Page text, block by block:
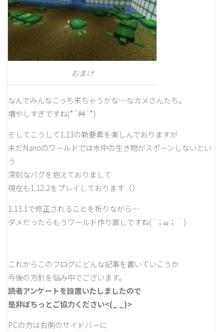
おまけ
なんでみんなこっち来ちゃうかな…なカメさんたち。
増やしすぎですね(*´艸`*)
そしてこうして1.13の新要素を楽しんでおりますが
未だNanoのワールドでは水中の生き物がスポーンしないとい
う
深刻なバグを抱えておりまして
現在も1.12.2をプレイしております（）
1.13.1で修正されることを祈りながら…
ダメだったらもうワールド作り直しですね(´；ω；｀)
これからこのブログにどんな記事を書いていこうか
今後の方針を悩み中でございます。
読者アンケートを設置いたしましたので
是非ぽちっとご協力ください<(_ _)>
PCの方は右側のサイドバーに